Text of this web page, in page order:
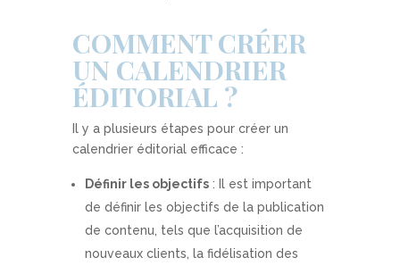
COMMENT CRÉER
UN CALENDRIER
ÉDITORIAL ?
Il y a plusieurs étapes pour créer un
calendrier éditorial efficace :
Définir les objectifs: Il est important
de définir les objectifs de la publication
de contenu, tels que l’acquisition de
nouveaux clients, la fidélisation des